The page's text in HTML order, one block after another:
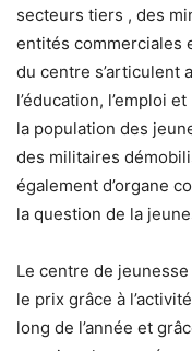
secteurs tiers , des
entités commerciales
du centre s’articulent
l’éducation, l’emploi
la population des
des militaires
également d’organe
la question de la
Le centre de jeunesse
le prix grâce à
long de l’année et